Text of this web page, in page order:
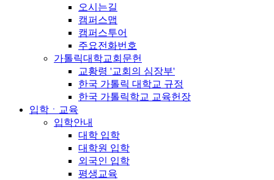
오시는길
캠퍼스맵
캠퍼스투어
주요전화번호
가톨릭대학교회문헌
교황령 '교회의 심장부'
한국 가톨릭 대학교 규정
한국 가톨릭학교 교육헌장
입학ㆍ교육
입학안내
대학 입학
대학원 입학
외국인 입학
평생교육